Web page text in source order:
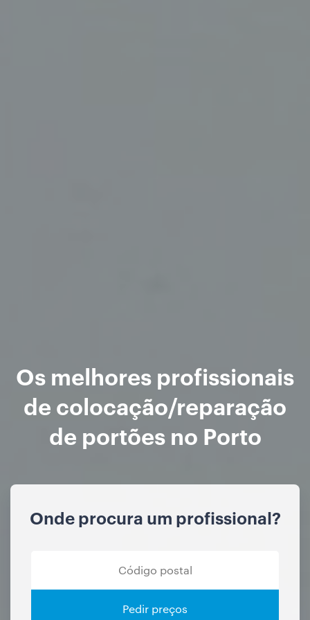
Os melhores profissionais
de colocação/reparação
de portões no Porto
Onde procura um profissional?
Pedir preços